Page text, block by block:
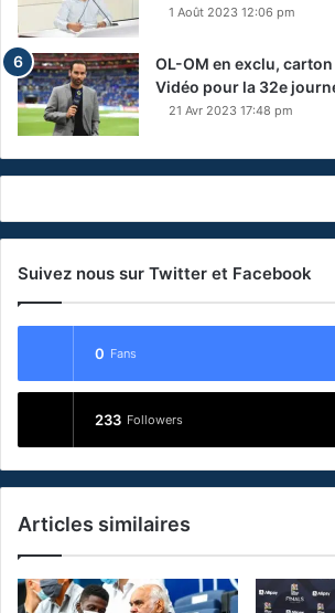
1 Août 2023 12:06 pm
OL-OM en exclu,
Vidéo pour la 32e
21 Avr 2023 17:48 pm
Suivez nous sur Twitter et Facebook
0 Fans
233 Followers
Articles similaires